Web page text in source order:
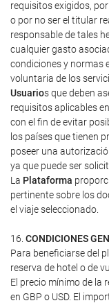
requisitos exigidos,
o por no ser el titular
responsable de tales
cualquier gasto
condiciones y normas
voluntaria de los
Usuarios que deben
requisitos aplicables
con el fin de evitar
los países que tienen
poseer una
ya que puede ser
La Plataforma
pertinente sobre los
el viaje seleccionado.
16. CONDICIONES
Para beneficiarse del
reserva de hotel o de
El precio mínimo de la
en GBP o USD. El